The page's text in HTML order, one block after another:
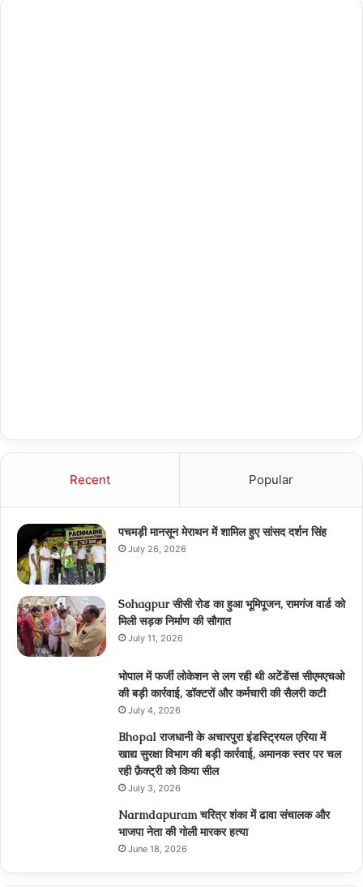
Recent Popular
पचमड़ी मानसून मेराथन में शामिल हुए सांसद दर्शन सिंह
July 26, 2026
Sohagpur सीसी रोड का हुआ भूमिपूजन, रामगंज वार्ड को
मिली सड़क निर्माण की सौगात
July 11, 2026
भोपाल में फर्जी लोकेशन से लग रही थी अटेंडेंस! सीएमएचओ
की बड़ी कार्रवाई, डॉक्टरों और कर्मचारी की सैलरी कटी
July 4, 2026
Bhopal राजधानी के अचारपुरा इंडस्ट्रियल एरिया में
खाद्य सुरक्षा विभाग की बड़ी कार्रवाई, अमानक स्तर पर चल
रही फ़ैक्ट्री को किया सील
July 3, 2026
Narmdapuram चरित्र शंका में ढावा संचालक और
भाजपा नेता की गोली मारकर हत्या
June 18, 2026